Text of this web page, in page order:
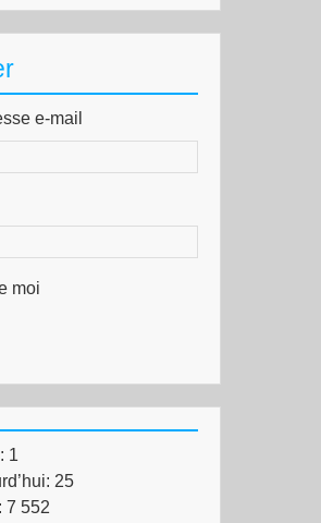
e-mail
moi
1
25
7 552